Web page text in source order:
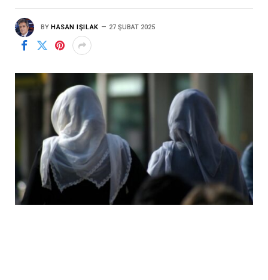
BY HASAN IŞILAK 27 ŞUBAT 2025